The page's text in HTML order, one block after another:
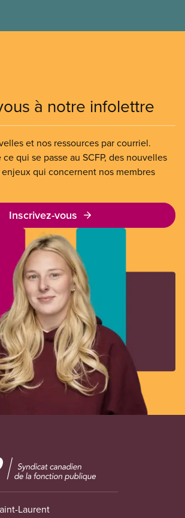
à notre infolettre
et nos ressources par courriel.
ce qui se passe au SCFP, des nouvelles
qui concernent nos membres
Inscrivez-vous
Laurent